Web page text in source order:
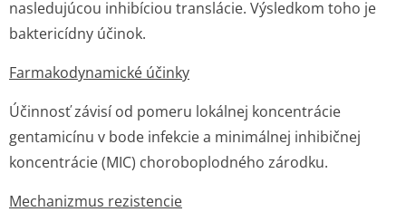
nasledujúcou inhibíciou translácie. Výsledkom toho je
baktericídny účinok.
Farmakodynamické účinky
Účinnosť závisí od pomeru lokálnej koncentrácie
gentamicínu v bode infekcie a minimálnej inhibičnej
koncentrácie (MIC) choroboplodného zárodku.
Mechanizmus rezistencie